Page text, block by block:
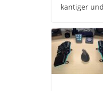
kantiger